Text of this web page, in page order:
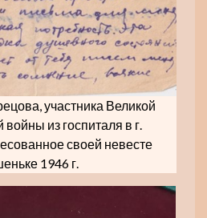
участника Великой
из госпиталя в г.
своей невесте
1946 г.